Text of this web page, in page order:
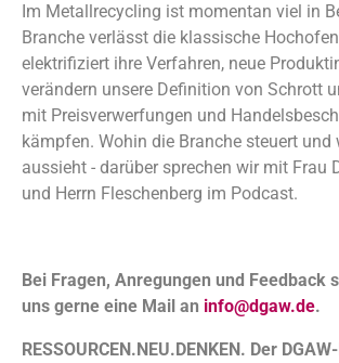
Im Metallrecycling ist momentan viel in
Branche verlässt die klassische
elektrifiziert ihre Verfahren, neue
verändern unsere Definition von Schrott
mit Preisverwerfungen und
kämpfen. Wohin die Branche steuert
aussieht - darüber sprechen wir mit Frau
und Herrn Fleschenberg im Podcast.
Bei Fragen, Anregungen und Feedback
uns gerne eine Mail an info@dgaw.de.
RESSOURCEN.NEU.DENKEN. Der